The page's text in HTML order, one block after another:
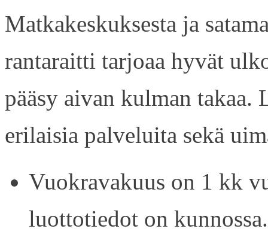
Matkakeskuksesta ja
rantaraitti tarjoaa hyvät
pääsy aivan kulman
erilaisia palveluita sekä
Vuokravakuus on 1 kk
luottotiedot on kunnossa.